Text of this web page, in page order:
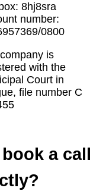
8hj8sra
number:
0800
is
with the
Court in
file number C
a call